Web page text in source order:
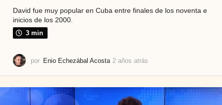
David fue muy popular en Cuba entre finales de los noventa e
inicios de los 2000.
3 min
por Enio Echezábal Acosta 2 años atrás
o